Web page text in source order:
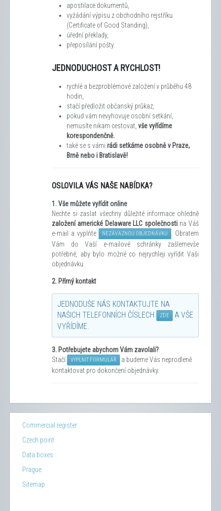
apostilace dokumentů,
vyžádání výpisu z obchodního rejstříku
(Certificate of Good Standing),
úřední překlady,
přeposílání pošty.
JEDNODUCHOST A RYCHLOST!
rychlé a bezproblémové založení v průběhu 48
hodin,
stačí předložit občanský průkaz,
pokud vám nevyhovuje osobní setkání,
nemusíte nikam cestovat, vše vyřídíme
korespondenčně.
také se s vámi rádi setkáme osobně v Praze,
Brně nebo i Bratislavě!
OSLOVILA VÁS NAŠE NABÍDKA?
1.Vše můžete vyříditonline
Nechte si zaslat všechny důležité informace ohledně
založení americké Delaware LLC společnosti na Váš
e-mail a vyplňte
NEZÁVAZNOU OBJEDNÁVKU
. Obratem
Vám do Vaší e-mailové schránky zašlemevše
potřebné, aby bylo možné co nejrychleji vyřídit Vaši
objednávku.
2. Přímý kontakt
JEDNODUŠE NÁS KONTAKTUJTE NA
NAŠICH TELEFONNÍCH ČÍSLECH
ZDE
A VŠE
VYŘÍDÍME.
3. Potřebujete abychom Vám zavolali?
Stačí
VYPLNIT FORMULÁŘ
a budeme Vás neprodleně
kontaktovat pro dokončení objednávky.
Commercial register
Czech point
Data boxes
Prague
Sitemap